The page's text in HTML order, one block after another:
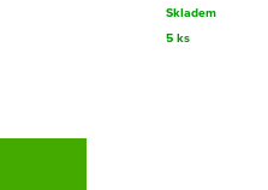
Skladem
5 ks